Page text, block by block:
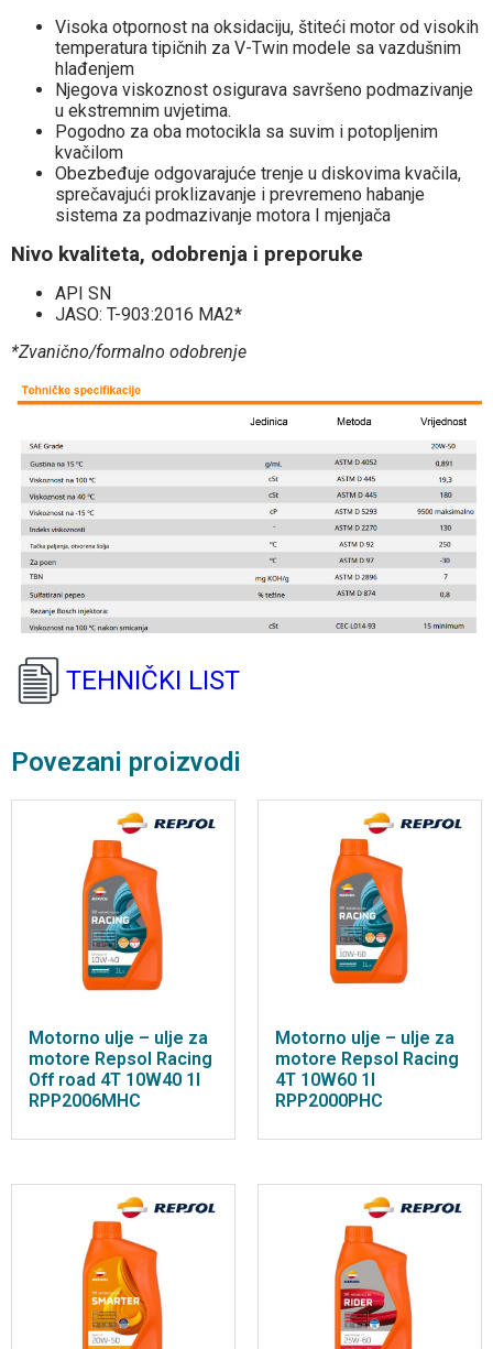
Visoka otpornost na oksidaciju, štiteći motor od visokih
temperatura tipičnih za V-Twin modele sa vazdušnim
hlađenjem
Njegova viskoznost osigurava savršeno podmazivanje
u ekstremnim uvjetima.
Pogodno za oba motocikla sa suvim i potopljenim
kvačilom
Obezbeđuje odgovarajuće trenje u diskovima kvačila,
sprečavajući proklizavanje i prevremeno habanje
sistema za podmazivanje motora I mjenjača
Nivo kvaliteta, odobrenja i preporuke
API SN
JASO: T-903:2016 MA2*
*Zvanično/formalno odobrenje
TEHNIČKI LIST
Povezani proizvodi
Motorno ulje – ulje za
motore Repsol Racing
Off road 4T 10W40 1l
RPP2006MHC
Motorno ulje – ulje za
motore Repsol Racing
4T 10W60 1l
RPP2000PHC